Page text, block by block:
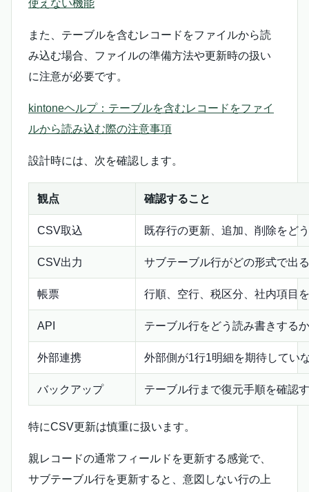
使えない機能
また、テーブルを含むレコードをファイルから読
み込む場合、ファイルの準備方法や更新時の扱い
に注意が必要です。
kintoneヘルプ：テーブルを含むレコードをファイ
ルから読み込む際の注意事項
設計時には、次を確認します。
観点 確認すること
CSV取込 既存行の更新、追加、削除をど
CSV出力 サブテーブル行がどの形式で出
帳票 行順、空行、税区分、社内項目
API テーブル行をどう読み書きするか
外部連携 外部側が1行1明細を期待してい
バックアップ テーブル行まで復元手順を確認
特にCSV更新は慎重に扱います。
親レコードの通常フィールドを更新する感覚で、
サブテーブル行を更新すると、意図しない行の上